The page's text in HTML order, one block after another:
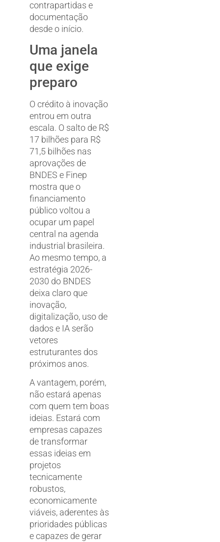
contrapartidas e
documentação
desde o início.
Uma janela
que exige
preparo
O crédito à inovação
entrou em outra
escala. O salto de R$
17 bilhões para R$
71,5 bilhões nas
aprovações de
BNDES e Finep
mostra que o
financiamento
público voltou a
ocupar um papel
central na agenda
industrial brasileira.
Ao mesmo tempo, a
estratégia 2026-
2030 do BNDES
deixa claro que
inovação,
digitalização, uso de
dados e IA serão
vetores
estruturantes dos
próximos anos.
A vantagem, porém,
não estará apenas
com quem tem boas
ideias. Estará com
empresas capazes
de transformar
essas ideias em
projetos
tecnicamente
robustos,
economicamente
viáveis, aderentes às
prioridades públicas
e capazes de gerar